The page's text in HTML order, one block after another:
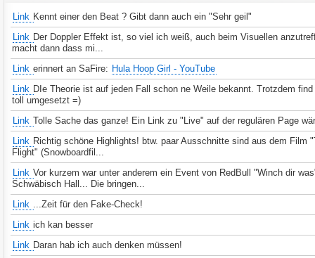
Link Kennt einer den Beat ? Gibt dann auch ein "Sehr geil"
Link Der Doppler Effekt ist, so viel ich weiß, auch beim Visuellen
macht dann dass mi...
Link erinnert an SaFire: Hula Hoop Girl - YouTube
Link DIe Theorie ist auf jeden Fall schon ne Weile bekannt. Trotzdem
toll umgesetzt =)
Link Tolle Sache das ganze! Ein Link zu "Live" auf der regulären Page
Link Richtig schöne Highlights! btw. paar Ausschnitte sind aus dem Film
Flight" (Snowboardfil...
Link Vor kurzem war unter anderem ein Event von RedBull "Winch dir
Schwäbisch Hall... Die bringen...
Link ...Zeit für den Fake-Check!
Link ich kan besser
Link Daran hab ich auch denken müssen!